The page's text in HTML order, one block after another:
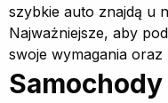
szybkie auto znajdą u
Najważniejsze, aby
swoje wymagania